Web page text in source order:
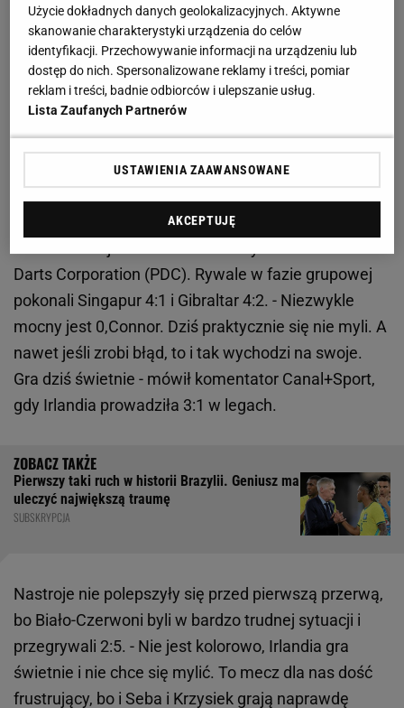
Zobacz wideoPapież, Mario i Obeliks śpiewali
„Barkę". Tak wygląda dart w Polsce!
Od stanu 2:5 Polacy wygrali trzy legi z rzędu.
Zacięty bój o ćwierćfinał MŚ
W sobotę w południe Polacy rozpoczęli fazę
która grała w składzie William O'Connor/Mickey
Darts Corporation (PDC). Rywale w fazie grupowej
pokonali Singapur 4:1 i Gibraltar 4:2. - Niezwykle
mocny jest 0,Connor. Dziś praktycznie się nie myli. A
nawet jeśli zrobi błąd, to i tak wychodzi na swoje.
Gra dziś świetnie - mówił komentator Canal+Sport,
gdy Irlandia prowadziła 3:1 w legach.
Pierwszy taki ruch w historii Brazylii. Geniusz ma
uleczyć największą traumę
SUBSKRYPCJA
Nastroje nie polepszyły się przed pierwszą przerwą,
bo Biało-Czerwoni byli w bardzo trudnej sytuacji i
przegrywali 2:5. - Nie jest kolorowo, Irlandia gra
świetnie i nie chce się mylić. To mecz dla nas dość
frustrujący, bo i Seba i Krzysiek grają naprawdę
Użycie dokładnych danych geolokalizacyjnych. Aktywne
skanowanie charakterystyki urządzenia do celów
identyfikacji. Przechowywanie informacji na urządzeniu lub
dostęp do nich. Spersonalizowane reklamy i treści, pomiar
reklam i treści, badnie odbiorców i ulepszanie usług.
Lista Zaufanych Partnerów
USTAWIENIA ZAAWANSOWANE
AKCEPTUJĘ